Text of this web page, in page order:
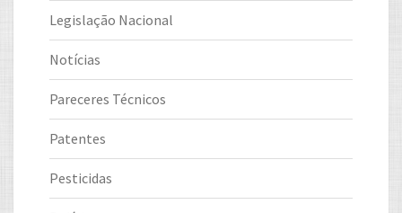
Legislação Nacional
Notícias
Pareceres Técnicos
Patentes
Pesticidas